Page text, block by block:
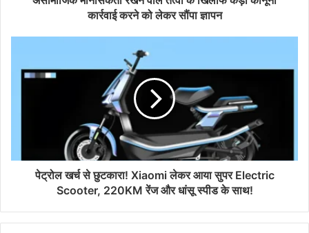
कार्रवाई करने को लेकर सौंपा ज्ञापन
पेट्रोल खर्च से छुटकारा! Xiaomi लेकर आया सुपर Electric
Scooter, 220KM रेंज और धांसू स्पीड के साथ!